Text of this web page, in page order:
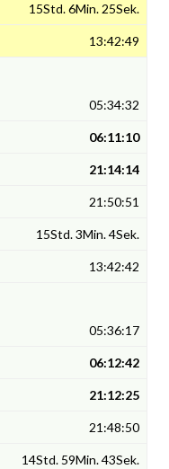
15Std. 6Min. 25Sek.
13:42:49
05:34:32
06:11:10
21:14:14
21:50:51
15Std. 3Min. 4Sek.
13:42:42
05:36:17
06:12:42
21:12:25
21:48:50
14Std. 59Min. 43Sek.